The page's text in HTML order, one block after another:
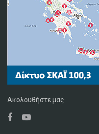
Ακολουθήστε μας